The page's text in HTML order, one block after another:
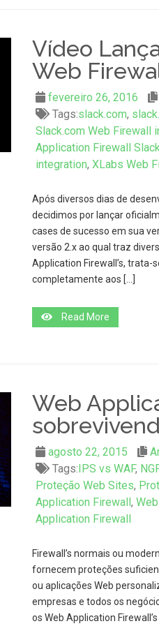
Vídeo
Web
fevereiro 26, 2016
Tags:slack.com,
Slack.com Web Firewall
Application Firewall
integration, XLabs Web
Após diversos dias de
decidimos por lançar
cases de sucesso em sua
versão 2.x ao qual traz
Application Firewall’s, trata-
completamente aos […]
Read More
Web
agosto 22, 2015
Tags:IPS vs WAF,
Proteção Web Sites,
Application Firewall,
Application Firewall
Firewall’s normais ou
fornecem proteções
ou aplicações Web
empresas e todos os
os Web Application